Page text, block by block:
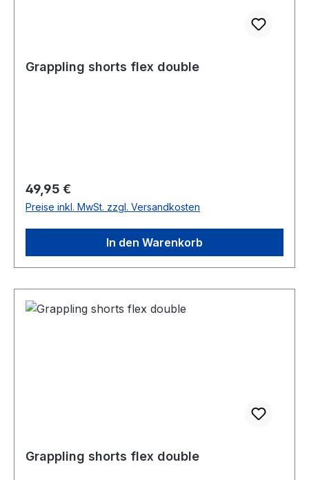
Grappling shorts flex double
Regulärer Preis:
49,95 €
Preise inkl. MwSt. zzgl. Versandkosten
In den Warenkorb
Grappling shorts flex double